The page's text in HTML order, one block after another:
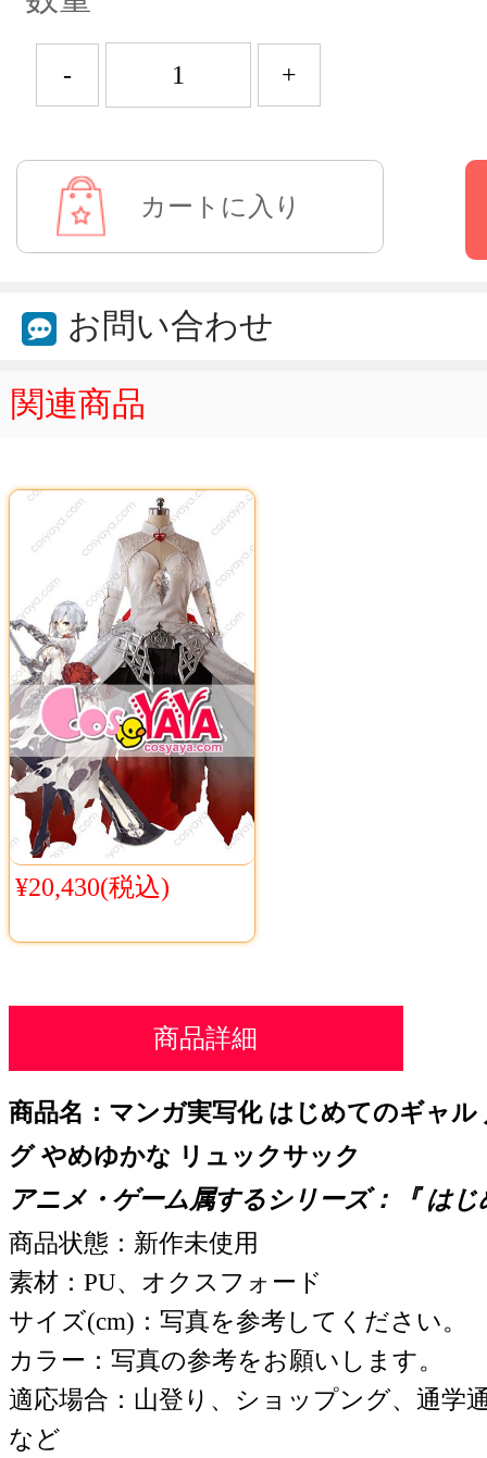
- +
お問い合わせ
関連商品
¥20,430(税込)
商品詳細
商品名：マンガ実写化 はじめてのギャ
グ やめゆかな リュックサック
アニメ・ゲーム属するシリーズ：『はじ
商品状態：新作未使用
素材：PU、オクスフォード
サイズ(cm)：写真を参考してください。
カラー：写真の参考をお願いします。
適応場合：山登り、ショップング、通学
など